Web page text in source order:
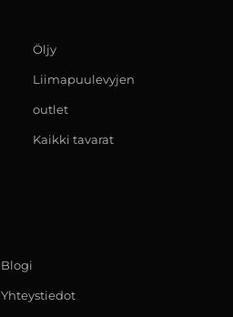
Öljy
Liimapuulevyjen
outlet
Kaikki tavarat
Blogi
Yhteystiedot